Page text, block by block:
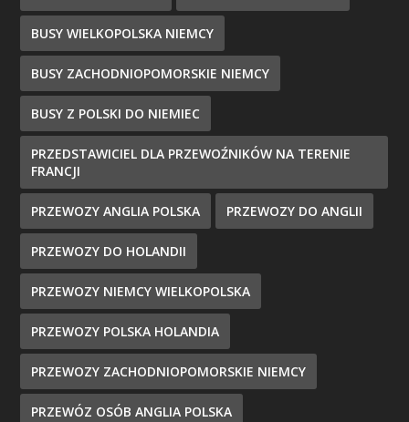
BUSY WIELKOPOLSKA NIEMCY
BUSY ZACHODNIOPOMORSKIE NIEMCY
BUSY Z POLSKI DO NIEMIEC
PRZEDSTAWICIEL DLA PRZEWOŹNIKÓW NA TERENIE
FRANCJI
PRZEWOZY ANGLIA POLSKA PRZEWOZY DO ANGLII
PRZEWOZY DO HOLANDII
PRZEWOZY NIEMCY WIELKOPOLSKA
PRZEWOZY POLSKA HOLANDIA
PRZEWOZY ZACHODNIOPOMORSKIE NIEMCY
PRZEWÓZ OSÓB ANGLIA POLSKA